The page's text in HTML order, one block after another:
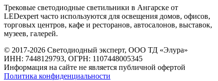
Трековые светодиодные светильники в Ангарске от
LEDexpert часто используются для освещения домов, офисов,
торговых центров, кафе и ресторанов, автосалонов, выставок,
музеев, галерей.
© 2017-2026 Светодиодный эксперт, ООО ТД «Элура»
ИНН: 7448129793, ОГРН: 1107448005345
Информация на сайте не является публичной офертой
Политика конфиденциальности